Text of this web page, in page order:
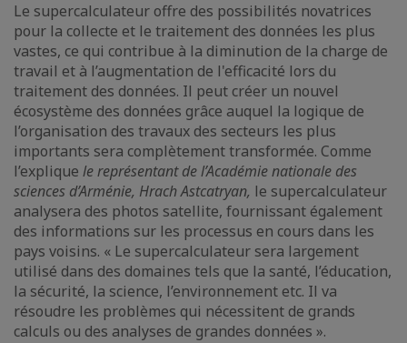
Le supercalculateur offre des possibilités novatrices
pour la collecte et le traitement des données les plus
vastes, ce qui contribue à la diminution de la charge de
travail et à l’augmentation de l'efficacité lors du
traitement des données. Il peut créer un nouvel
écosystème des données grâce auquel la logique de
l’organisation des travaux des secteurs les plus
importants sera complètement transformée. Comme
l’explique le représentant de l’Académie nationale des
sciences d’Arménie, Hrach Astcatryan, le supercalculateur
analysera des photos satellite, fournissant également
des informations sur les processus en cours dans les
pays voisins. « Le supercalculateur sera largement
utilisé dans des domaines tels que la santé, l’éducation,
la sécurité, la science, l’environnement etc. Il va
résoudre les problèmes qui nécessitent de grands
calculs ou des analyses de grandes données ».